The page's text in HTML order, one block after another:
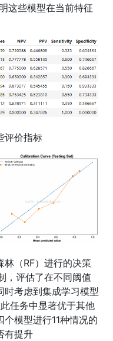
这些模型在当前特征
评价指标
林（RF）进行的决策
，评估了在不同阈值
时考虑到集成学习模型
任务中显著优于其他
模型进行11种情况的
有提升